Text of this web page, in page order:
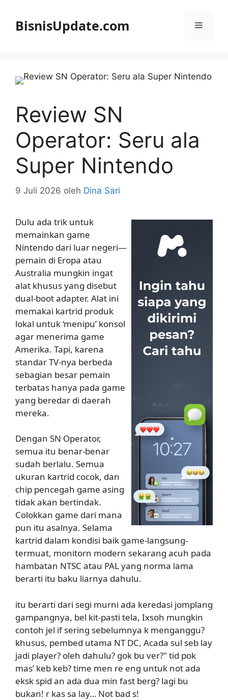
BisnisUpdate.com Menu
Review SN
Operator: Seru ala
Super Nintendo
9 Juli 2026 oleh Dina Sari
Dulu ada trik untuk
memainkan game
Nintendo dari luar negeri—
pemain di Eropa atau
Australia mungkin ingat
alat khusus yang disebut
dual-boot adapter. Alat ini
memakai kartrid produk
lokal untuk ‘menipu’ konsol
agar menerima game
Amerika. Tapi, karena
standar TV-nya berbeda
sebagian besar pemain
terbatas hanya pada game
yang beredar di daerah
mereka.
Dengan SN Operator,
semua itu benar-benar
sudah berlalu. Semua
ukuran kartrid cocok, dan
chip pencegah game asing
tidak akan bertindak.
Colokkan game dari mana
pun itu asalnya. Selama
kartrid dalam kondisi baik game-langsung-
termuat, monitorn modern sekarang acuh pada
hambatan NTSC atau PAL yang norma lama
berarti itu baku liarnya dahulu.
itu berarti dari segi murni ada keredasi jomplang
gampangnya, bel kit-pasti tela, Ixsoh mungkin
contoh jel if sering sebelumnya k menganggu?
khusus, pembed utama NT DC, Acada sul seb lay
jadi player? oleh dahulu? gok bu ver?" tid pok
mas’ keb keb? time men re eng untuk not ada
eksk spid an ada dua min fast berg? lagi bu
bukan! r kas sa lay… Not bad s!